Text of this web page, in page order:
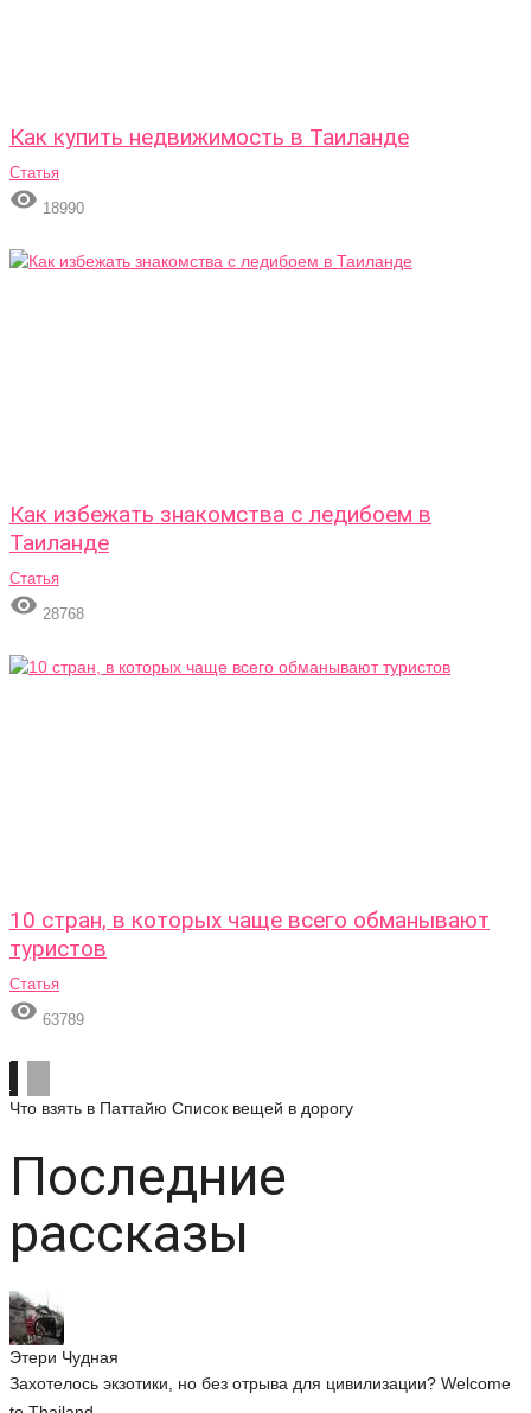
Как купить недвижимость в Таиланде
Статья
 18990
Как избежать знакомства с ледибоем в
Таиланде
Статья
 28768
10 стран, в которых чаще всего обманывают
туристов
Статья
 63789
Что взять в Паттайю Список вещей в дорогу
Последние
рассказы
Этери Чудная
Захотелось экзотики, но без отрыва для цивилизации? Welcome